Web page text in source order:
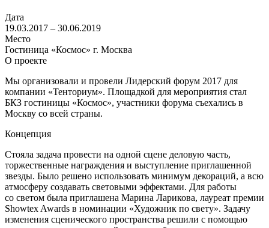
Дата
19.03.2017 – 30.06.2019
Место
Гостиница «Космос» г. Москва
О проекте
Мы организовали и провели Лидерский форум 2017 для
компании «Тенториум». Площадкой для мероприятия стал
БКЗ гостиницы «Космос», участники форума съехались в
Москву со всей страны.
Концепция
Стояла задача провести на одной сцене деловую часть,
торжественные награждения и выступление приглашенной
звезды. Было решено использовать минимум декораций, а всю
атмосферу создавать световыми эффектами. Для работы
со светом была приглашена Марина Ларикова, лауреат премии
Showtex Awards в номинации «Художник по свету». Задачу
изменения сценического пространства решили с помощью